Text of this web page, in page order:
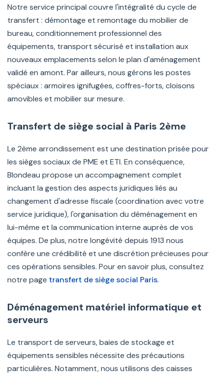
Notre service principal couvre l'intégralité du cycle de
transfert : démontage et remontage du mobilier de
bureau, conditionnement professionnel des
équipements, transport sécurisé et installation aux
nouveaux emplacements selon le plan d'aménagement
validé en amont. Par ailleurs, nous gérons les postes
spéciaux : armoires ignifugées, coffres-forts, cloisons
amovibles et mobilier sur mesure.
Transfert de siège social à Paris 2ème
Le 2ème arrondissement est une destination prisée pour
les sièges sociaux de PME et ETI. En conséquence,
Blondeau propose un accompagnement complet
incluant la gestion des aspects juridiques liés au
changement d'adresse fiscale (coordination avec votre
service juridique), l'organisation du déménagement en
lui-même et la communication interne auprès de vos
équipes. De plus, notre longévité depuis 1913 nous
confère une crédibilité et une discrétion précieuses pour
ces opérations sensibles. Pour en savoir plus, consultez
notre page transfert de siège social Paris.
Déménagement matériel informatique et
serveurs
Le transport de serveurs, baies de stockage et
équipements sensibles nécessite des précautions
particulières. Notamment, nous utilisons des caisses